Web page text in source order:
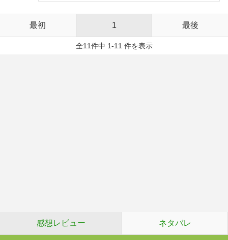
最初 1 最後
全11件中 1-11 件を表示
感想レビュー ネタバレ